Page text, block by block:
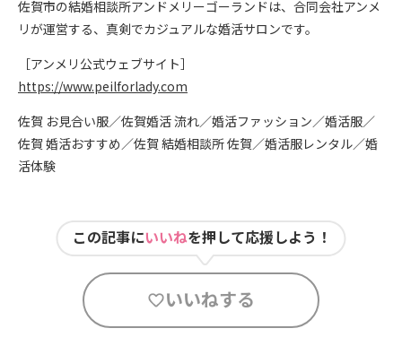
佐賀市の結婚相談所アンドメリーゴーランドは、合同会社アンメ
リが運営する、真剣でカジュアルな婚活サロンです。
［アンメリ公式ウェブサイト］
https://www.peilforlady.com
佐賀 お見合い服／佐賀婚活 流れ／婚活ファッション／婚活服／
佐賀 婚活おすすめ／佐賀 結婚相談所 佐賀／婚活服レンタル／婚
活体験
この記事にいいねを押して応援しよう！
いいねする